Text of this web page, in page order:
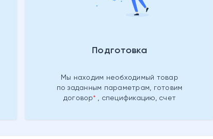
Подготовка
Мы находим необходимый товар
по заданным параметрам, готовим
договор , спецификацию, счет